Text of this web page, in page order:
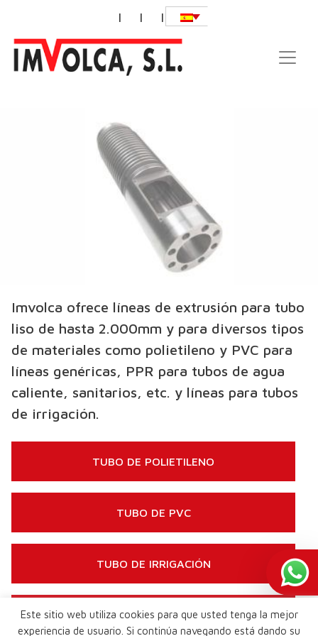
| | |
Imvolca ofrece líneas de extrusión para tubo
liso de hasta 2.000mm y para diversos tipos
de materiales como polietileno y PVC para
líneas genéricas, PPR para tubos de agua
caliente, sanitarios, etc. y líneas para tubos
de irrigación.
TUBO DE POLIETILENO
TUBO DE PVC
TUBO DE IRRIGACIÓN
TUBO PPR
Este sitio web utiliza cookies para que usted tenga la mejor
experiencia de usuario. Si continúa navegando está dando su